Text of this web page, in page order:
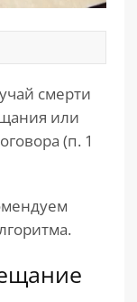
смерти
или
(п. 1